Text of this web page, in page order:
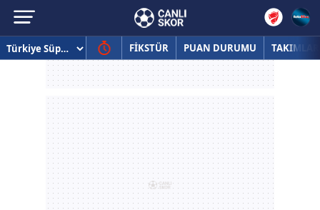
FİKSTÜR PUAN DURUMU TAKIMLAR